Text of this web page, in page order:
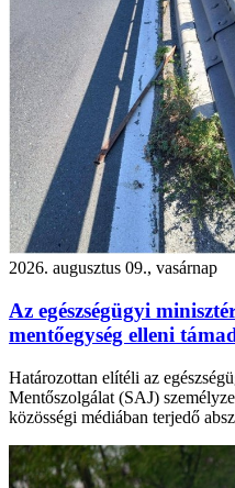
2026. augusztus 09., vasárnap
Az egészségügyi
mentőegység elleni
Határozottan elítéli az
Mentőszolgálat (SAJ)
közösségi médiában terjedő